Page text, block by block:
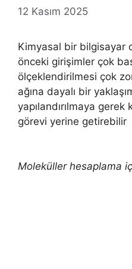
12 Kasım 2025
Kimyasal bir bilgisayar
önceki girişimler çok
ölçeklendirilmesi çok
ağına dayalı bir
yapılandırılmaya
görevi yerine getirebilir
Moleküller hesaplama